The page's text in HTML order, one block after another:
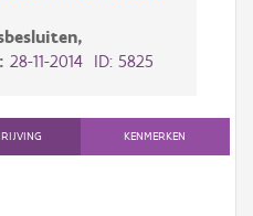
28-11-2014 ID: 5825
KENMERKEN